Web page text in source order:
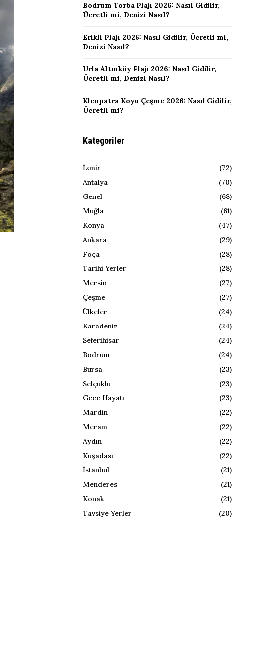
Bodrum Torba Plajı 2026: Nasıl Gidilir,
Ücretli mi, Denizi Nasıl?
Erikli Plajı 2026: Nasıl Gidilir, Ücretli mi,
Denizi Nasıl?
Urla Altınköy Plajı 2026: Nasıl Gidilir,
Ücretli mi, Denizi Nasıl?
Kleopatra Koyu Çeşme 2026: Nasıl Gidilir,
Ücretli mi?
Kategoriler
İzmir
(72)
Antalya
(70)
Genel
(68)
Muğla
(61)
Konya
(47)
Ankara
(29)
Foça
(28)
Tarihi Yerler
(28)
Mersin
(27)
Çeşme
(27)
Ülkeler
(24)
Karadeniz
(24)
Seferihisar
(24)
Bodrum
(24)
Bursa
(23)
Selçuklu
(23)
Gece Hayatı
(23)
Mardin
(22)
Meram
(22)
Aydın
(22)
Kuşadası
(22)
İstanbul
(21)
Menderes
(21)
Konak
(21)
Tavsiye Yerler
(20)